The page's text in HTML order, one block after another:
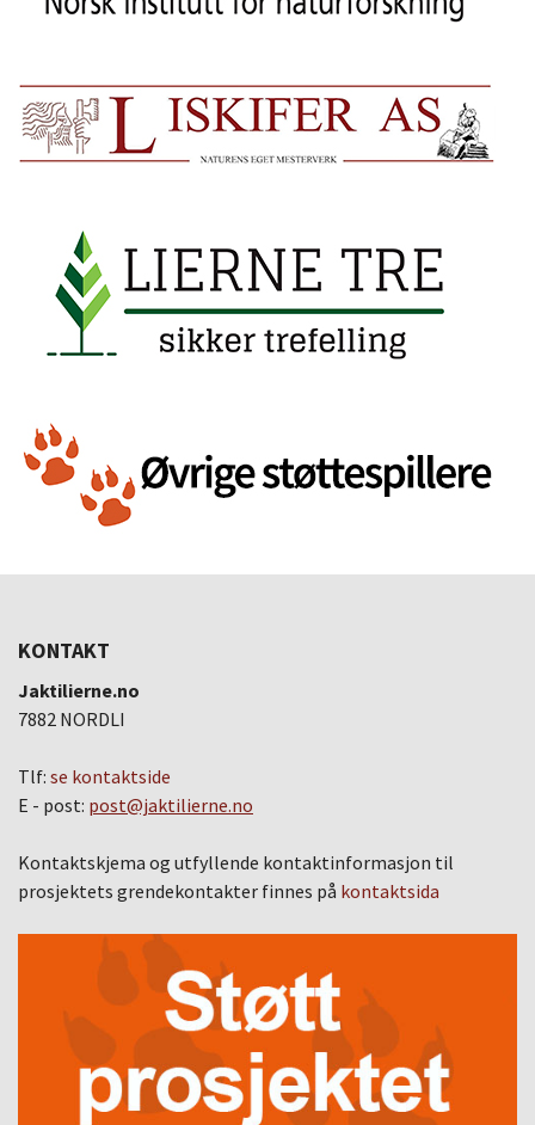
KONTAKT
Jaktilierne.no
7882 NORDLI
Tlf: se kontaktside
E - post: post@jaktilierne.no
Kontaktskjema og utfyllende kontaktinformasjon til
prosjektets grendekontakter finnes på kontaktsida